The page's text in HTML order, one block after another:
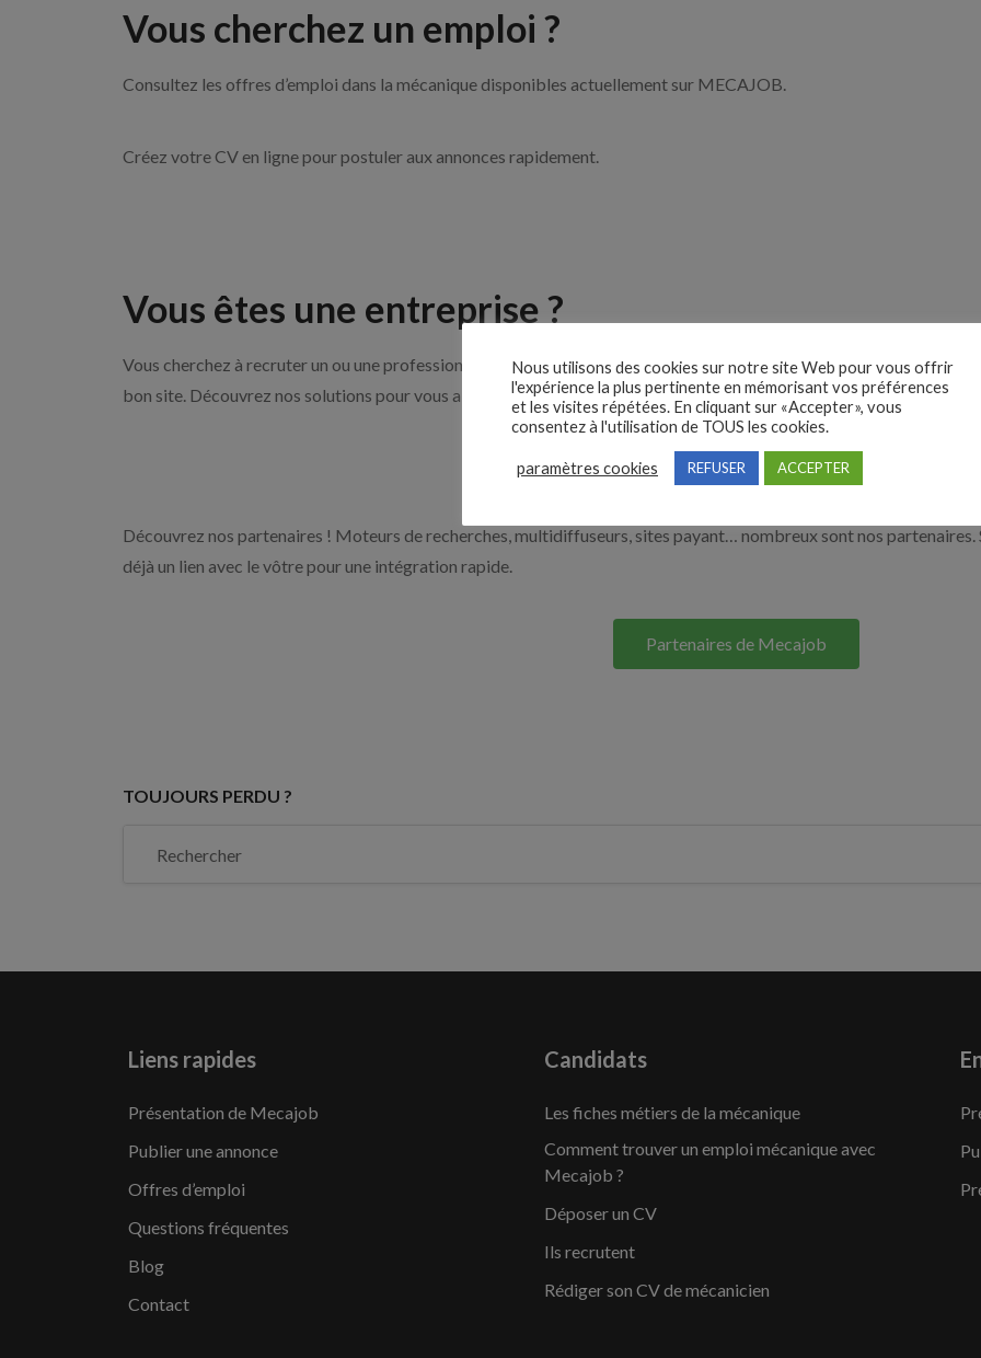
Vous cherchez un emploi ?
Consultez les offres d’emploi dans la mécanique disponibles actuellement sur MECAJOB.
Créez votre CV en ligne pour postuler aux annonces rapidement.
Vous êtes une entreprise ?
Vous cherchez à recruter un ou une professionnelle de la mécanique par exemple un mécanicien, un chef d’atelier
bon site. Découvrez nos solutions pour vous aider à recruter en cliquant sur le bouton ci-dessous.
Nos solutions entreprises
Découvrez nos partenaires ! Moteurs de recherches, multidiffuseurs, sites payant… nombreux sont nos partenaires.
déjà un lien avec le vôtre pour une intégration rapide.
Partenaires de Mecajob
TOUJOURS PERDU ?
Liens rapides
Présentation de Mecajob
Publier une annonce
Offres d’emploi
Questions fréquentes
Blog
Contact
Candidats
Les fiches métiers de la mécanique
Comment trouver un emploi mécanique avec
Mecajob ?
Déposer un CV
Ils recrutent
Rédiger son CV de mécanicien
Nous utilisons des cookies sur notre site Web pour vous offrir
l'expérience la plus pertinente en mémorisant vos préférences
et les visites répétées. En cliquant sur «Accepter», vous
consentez à l'utilisation de TOUS les cookies.
paramètres cookies REFUSER ACCEPTER